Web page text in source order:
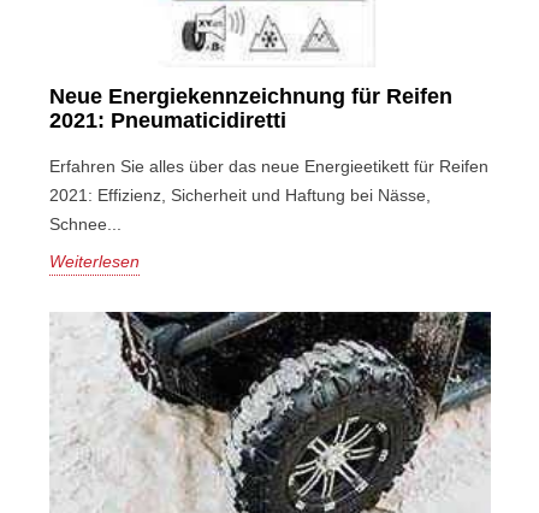
Neue Energiekennzeichnung für Reifen
2021: Pneumaticidiretti
Erfahren Sie alles über das neue Energieetikett für Reifen
2021: Effizienz, Sicherheit und Haftung bei Nässe,
Schnee...
Weiterlesen